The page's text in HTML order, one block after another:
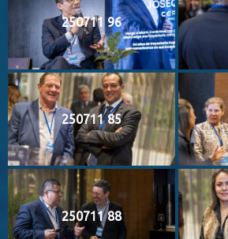
250711 96
250711 85
250711 88